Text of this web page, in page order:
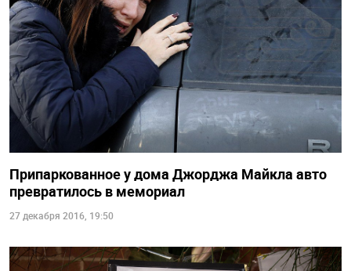
Припаркованное у дома Джорджа Майкла авто
превратилось в мемориал
27 декабря 2016, 19:50